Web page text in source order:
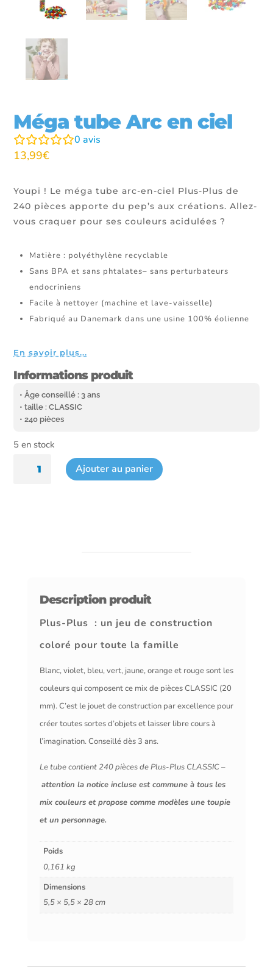
Méga tube Arc en ciel
0 avis
13,99€
Youpi ! Le méga tube arc-en-ciel Plus-Plus de
240 pièces apporte du pep’s aux créations. Allez-
vous craquer pour ses couleurs acidulées ?
Matière : polyéthylène recyclable
Sans BPA et sans phtalates– sans perturbateurs
endocriniens
Facile à nettoyer (machine et lave-vaisselle)
Fabriqué au Danemark dans une usine 100% éolienne
En savoir plus...
Informations produit
• Âge conseillé : 3 ans
• taille : CLASSIC
• 240 pièces
5 en stock
quantité
Ajouter au panier
Description produit
Plus-Plus : un jeu de construction
coloré pour toute la famille
Blanc, violet, bleu, vert, jaune, orange et rouge sont les
couleurs qui composent ce mix de pièces CLASSIC (20
mm). C’est le jouet de construction par excellence pour
créer toutes sortes d’objets et laisser libre cours à
l’imagination. Conseillé dès 3 ans.
Le tube contient 240 pièces de Plus-Plus CLASSIC –
attention la notice incluse est commune à tous les
mix couleurs et propose comme modèles une toupie
et un personnage.
Poids
0,161 kg
Dimensions
5,5 × 5,5 × 28 cm